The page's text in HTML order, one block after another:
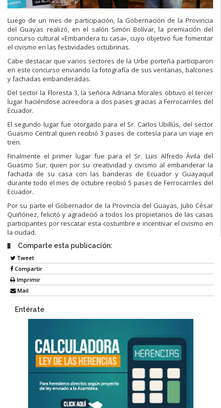
Luego de un mes de participación, la Gobernación de la Provincia
del Guayas realizó, en el salón Simón Bolívar, la premiación del
concurso cultural «Embandera tu casa», cuyo objetivo fue fomentar
el civismo en las festividades octubrinas.
Cabe destacar que varios sectores de la Urbe porteña participaron
en este concurso enviando la fotografía de sus ventanas, balcones
y fachadas embanderadas.
Del sector la Floresta 3, la señora Adriana Morales obtuvo el tercer
lugar haciéndose acreedora a dos pases gracias a Ferrocarriles del
Ecuador.
El segundo lugar fue otorgado para el Sr. Carlos Ubillús, del sector
Guasmo Central quien recibió 3 pases de cortesía para un viaje en
tren.
Finalmente el primer lugar fue para el Sr. Luis Alfredo Ávila del
Guasmo Sur, quien por su creatividad y civismo al embanderar la
fachada de su casa con las banderas de Ecuador y Guayaquil
durante todo el mes de octubre recibió 5 pases de Ferrocarriles del
Ecuador.
Por su parte el Gobernador de la Provincia del Guayas, Julio César
Quiñónez, felicitó y agradeció a todos los propietarios de las casas
participantes por rescatar esta costumbre e incentivar el civismo en
la ciudad.
Comparte esta publicación:
Tweet
Compartir
Imprimir
Mail
Entérate